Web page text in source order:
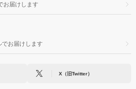
お届けします
お届けします
X（旧Twitter）